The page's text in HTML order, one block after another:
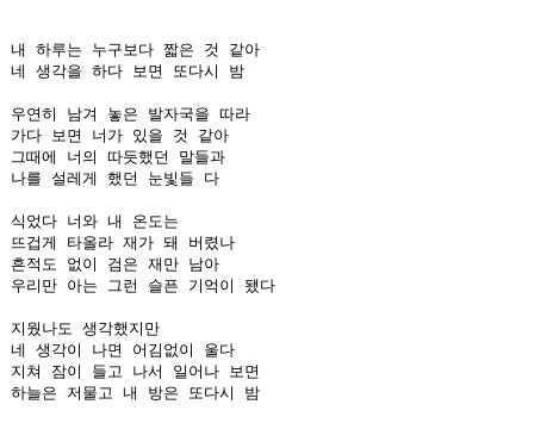
내 하루는 누구보다 짧은 것 같아
네 생각을 하다 보면 또다시 밤
우연히 남겨 놓은 발자국을 따라
가다 보면 너가 있을 것 같아
그때에 너의 따듯했던 말들과
나를 설레게 했던 눈빛들 다
식었다 너와 내 온도는
뜨겁게 타올라 재가 돼 버렸나
흔적도 없이 검은 재만 남아
우리만 아는 그런 슬픈 기억이 됐다
지웠나도 생각했지만
네 생각이 나면 어김없이 울다
지쳐 잠이 들고 나서 일어나 보면
하늘은 저물고 내 방은 또다시 밤